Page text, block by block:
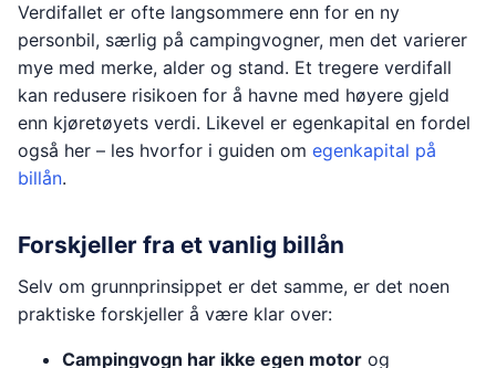
Verdifallet er ofte langsommere enn for en ny
personbil, særlig på campingvogner, men det varierer
mye med merke, alder og stand. Et tregere verdifall
kan redusere risikoen for å havne med høyere gjeld
enn kjøretøyets verdi. Likevel er egenkapital en fordel
også her – les hvorfor i guiden om egenkapital på
billån.
Forskjeller fra et vanlig billån
Selv om grunnprinsippet er det samme, er det noen
praktiske forskjeller å være klar over:
Campingvogn har ikke egen motor og